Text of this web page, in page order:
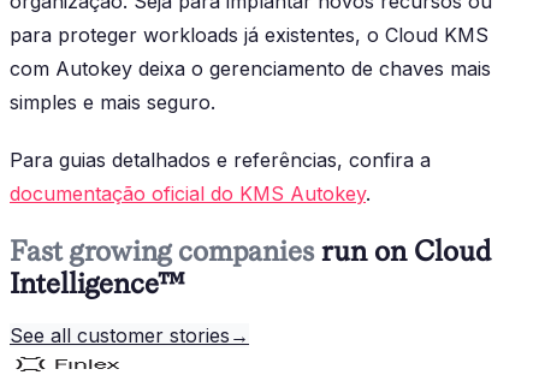
para proteger workloads já existentes, o Cloud KMS
com Autokey deixa o gerenciamento de chaves mais
simples e mais seguro.
Para guias detalhados e referências, confira a
documentação oficial do KMS Autokey.
Fast growing companies run on Cloud
Intelligence™
See all customer stories →